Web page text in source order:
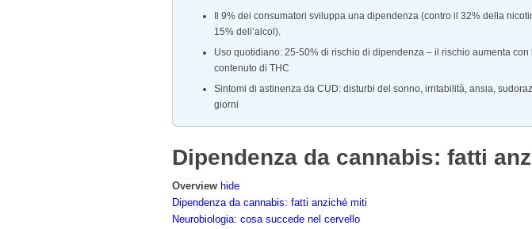
Il 9% dei consumatori sviluppa una dipendenza (contro il 32% della
15% dell’alcol).
Uso quotidiano: 25-50% di rischio di dipendenza – il rischio aumenta con
contenuto di THC
Sintomi di astinenza da CUD: disturbi del sonno, irritabilità, ansia,
giorni
Dipendenza da cannabis: fatti
Overview hide
Dipendenza da cannabis: fatti anziché miti
Neurobiologia: cosa succede nel cervello